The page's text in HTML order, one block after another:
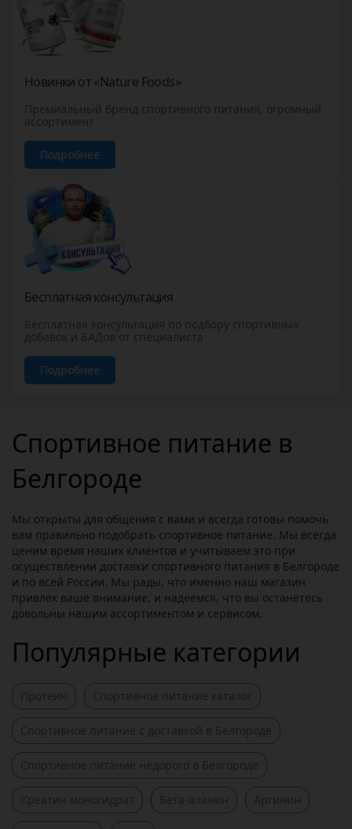
Новинки от «Nature Foods»
Премиальный бренд спортивного питания, огромный
ассортимент
Подробнее
Бесплатная консультация
Бесплатная консультация по подбору спортивных
добавок и БАДов от специалиста
Подробнее
Спортивное питание в
Белгороде
Мы открыты для общения с вами и всегда готовы помочь
вам правильно подобрать спортивное питание. Мы всегда
ценим время наших клиентов и учитываем это при
осуществлении доставки спортивного питания в Белгороде
и по всей России. Мы рады, что именно наш магазин
привлек ваше внимание, и надеемся, что вы останетесь
довольны нашим ассортиментом и сервисом.
Популярные категории